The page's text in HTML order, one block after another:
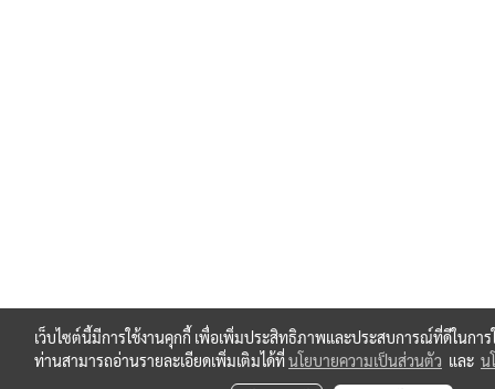
เว็บไซต์นี้มีการใช้งานคุกกี้ เพื่อเพิ่มประสิทธิภาพและประสบการณ์ที่ดีในการ
ท่านสามารถอ่านรายละเอียดเพิ่มเติมได้ที่นโยบายความเป็นส่วนตัว และ น